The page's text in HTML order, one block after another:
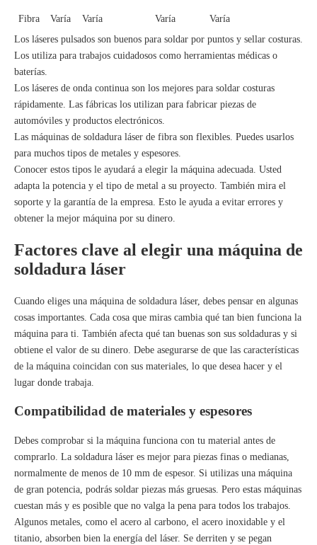
Fibra Varía Varía Varía
Varía
Los láseres pulsados ​​son buenos para soldar por puntos y sellar costuras.
Los utiliza para trabajos cuidadosos como herramientas médicas o
baterías.
Los láseres de onda continua son los mejores para soldar costuras
rápidamente. Las fábricas los utilizan para fabricar piezas de
automóviles y productos electrónicos.
Las máquinas de soldadura láser de fibra son flexibles. Puedes usarlos
para muchos tipos de metales y espesores.
Conocer estos tipos le ayudará a elegir la máquina adecuada. Usted
adapta la potencia y el tipo de metal a su proyecto. También mira el
soporte y la garantía de la empresa. Esto le ayuda a evitar errores y
obtener la mejor máquina por su dinero.
Factores clave al elegir una máquina de
soldadura láser
Cuando eliges una máquina de soldadura láser, debes pensar en algunas
cosas importantes. Cada cosa que miras cambia qué tan bien funciona la
máquina para ti. También afecta qué tan buenas son sus soldaduras y si
obtiene el valor de su dinero. Debe asegurarse de que las características
de la máquina coincidan con sus materiales, lo que desea hacer y el
lugar donde trabaja.
Compatibilidad de materiales y espesores
Debes comprobar si la máquina funciona con tu material antes de
comprarlo. La soldadura láser es mejor para piezas finas o medianas,
normalmente de menos de 10 mm de espesor. Si utilizas una máquina
de gran potencia, podrás soldar piezas más gruesas. Pero estas máquinas
cuestan más y es posible que no valga la pena para todos los trabajos.
Algunos metales, como el acero al carbono, el acero inoxidable y el
titanio, absorben bien la energía del láser. Se derriten y se pegan